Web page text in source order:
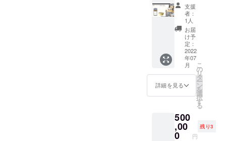
置き換
わり
750ml
分入れ
て送付
しま
す。
2023年
3月まで
の間で
毎月3枠
の候補
日時を
お送り
し、そ
の中か
良いタ
イミン
いて日
程調整
しま
器 ２
つ（容
量約
300ml
、電子
レンジ/
食洗機
対応）
※仕様・
デザイ
ン等は
能性が
ありま
す。 ・
、電子
レンジ/
食洗機
対応）
・カッ
プ容
器 10
個（容
量約
300ml
、電子
・店舗
導入サ
ポート
講演
パッ
ク】
Megloo
の概要
説明
（きっ
かけ、
Megloo
とは、
ビジネ
スモデ
ル、顧
応等）
を行
い、質
支援
者：
1人
お届
け予
定：
2022
年07
月
詳細を見る
こ
の
リ
タ
ー
ン
を
選
択
す
る
500
,00
0 円
残り3